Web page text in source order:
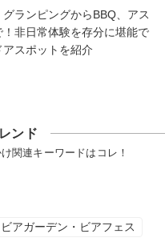
ランピングからBBQ、アス
！非日常体験を存分に堪能で
アスポットを紹介
ンド
関連キーワードはコレ！
ビアガーデン・ビアフェス